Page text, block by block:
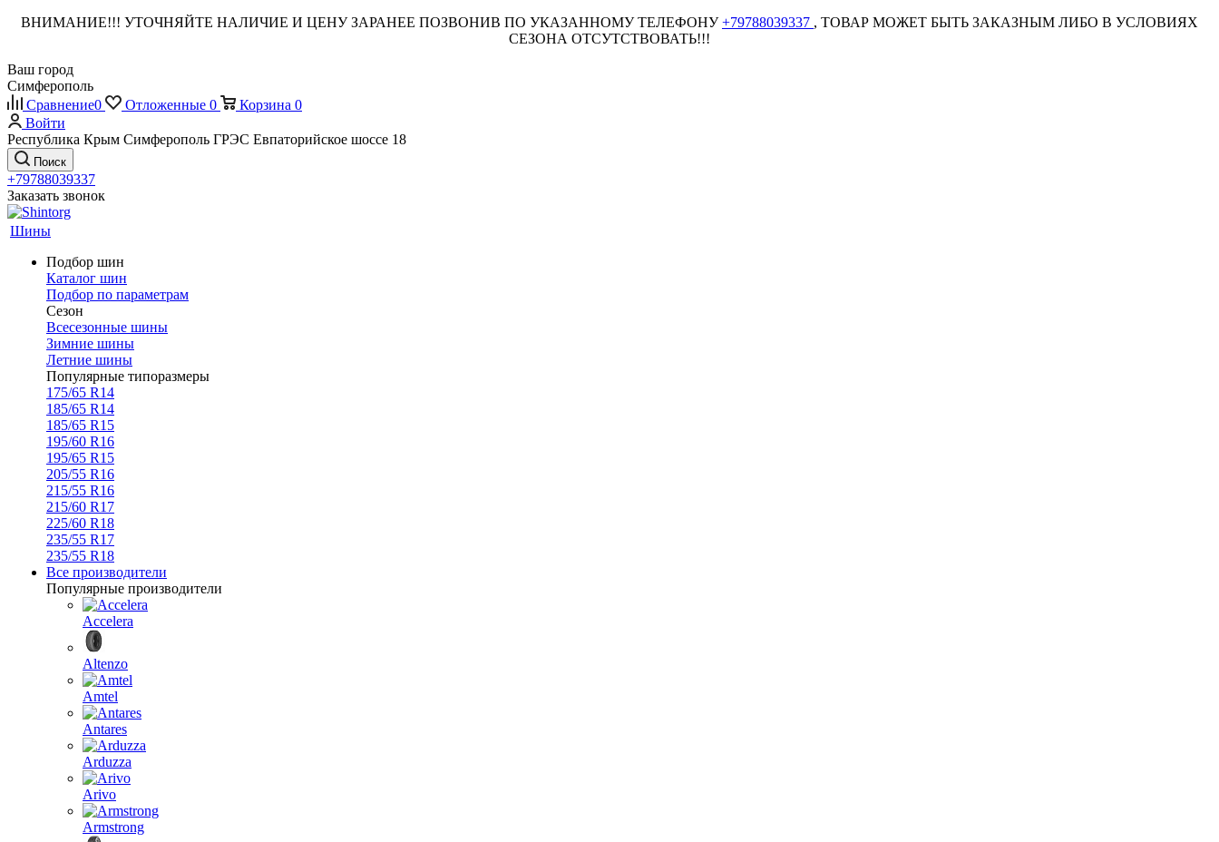
ВНИМАНИЕ!!! УТОЧНЯЙТЕ НАЛИЧИЕ И ЦЕНУ ЗАРАНЕЕ ПОЗВОНИВ ПО УКАЗАННОМУ ТЕЛЕФОНУ+79788039337 , ТОВАР МОЖЕТ БЫТЬ ЗАКАЗНЫМ ЛИБО В УСЛОВИЯХ
СЕЗОНА ОТСУТСТВОВАТЬ!!!
Ваш город
Симферополь
Сравнение0 Отложенные 0 Корзина 0
Войти
Республика Крым Симферополь ГРЭС Евпаторийское шоссе 18
Поиск
+79788039337
Заказать звонок
Шины
Подбор шин
Каталог шин
Подбор по параметрам
Сезон
Всесезонные шины
Зимние шины
Летние шины
Популярные типоразмеры
175/65 R14
185/65 R14
185/65 R15
195/60 R16
195/65 R15
205/55 R16
215/55 R16
215/60 R17
225/60 R18
235/55 R17
235/55 R18
Все производители
Популярные производители
Accelera
Altenzo
Amtel
Antares
Arduzza
Arivo
Armstrong